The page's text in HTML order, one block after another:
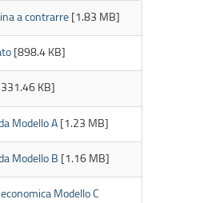
a contrarre [1.83 MB]
[898.4 KB]
KB]
Modello A [1.23 MB]
Modello B [1.16 MB]
Modello C